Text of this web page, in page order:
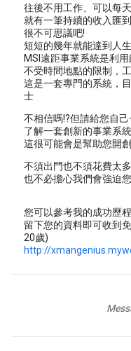
往後不用工作、可以每
就有一筆持續的收入匯
很不可思議吧!
短短的幾年就能達到人
MSI遠距事業系統是利
不受時間地點的限制，
這是一套專門的系統，
士
不相信嗎!?但請給您自
了解一套創新的事業系
這很可能會是幫助您開
不須出門也不須花費太
也不必擔心我們會強迫
您可以參考我的成功歷
留下您的資料即可收到
20歲)
http://